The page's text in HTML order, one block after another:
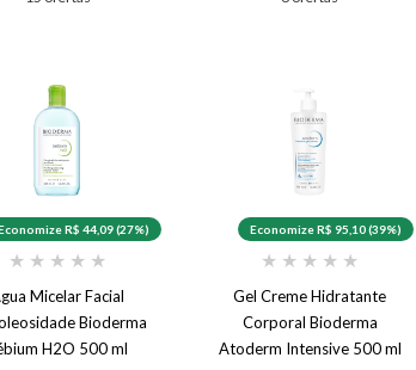
R$ 44,09 (27%)
★ ★ ★ ★ ★
Micelar Facial
Bioderma
H2O 500 ml
Economize R$ 95,10 (39%)
★ ★ ★ ★ ★
Gel Creme Hidratante
Corporal Bioderma
Atoderm Intensive 500 ml